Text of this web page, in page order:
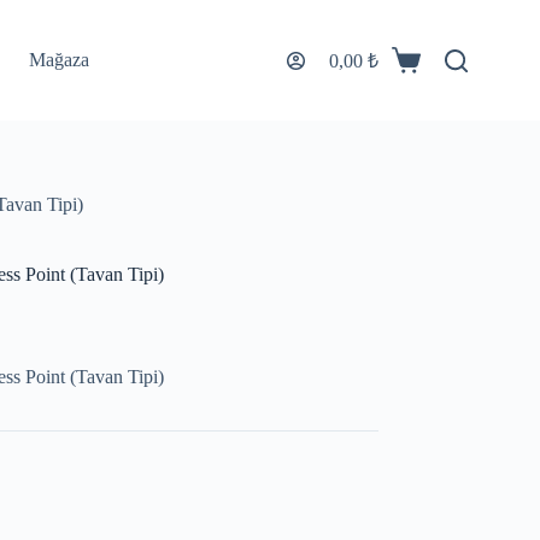
Mağaza 0,00 ₺
Tipi)
Point (Tavan Tipi)
Point (Tavan Tipi)